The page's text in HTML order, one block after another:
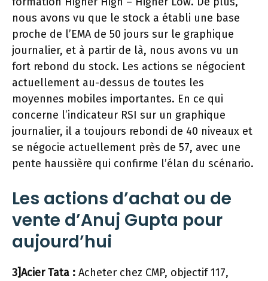
nous avons vu que le stock a établi une base
proche de l’EMA de 50 jours sur le graphique
journalier, et à partir de là, nous avons vu un
fort rebond du stock. Les actions se négocient
actuellement au-dessus de toutes les
moyennes mobiles importantes. En ce qui
concerne l’indicateur RSI sur un graphique
journalier, il a toujours rebondi de 40 niveaux et
se négocie actuellement près de 57, avec une
pente haussière qui confirme l’élan du scénario.
Les actions d’achat ou de
vente d’Anuj Gupta pour
aujourd’hui
3]Acier Tata : Acheter chez CMP, objectif117,